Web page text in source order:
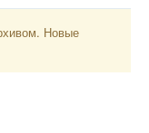
Новые